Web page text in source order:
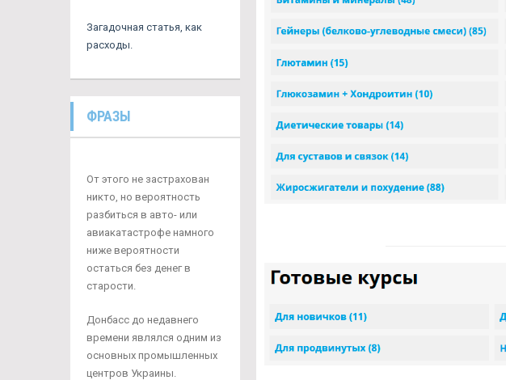
Загадочная статья, как
расходы.
ФРАЗЫ
От этого не застрахован
никто, но вероятность
разбиться в авто- или
авиакатастрофе намного
ниже вероятности
остаться без денег в
старости.
Донбасс до недавнего
времени являлся одним из
основных промышленных
центров Украины.